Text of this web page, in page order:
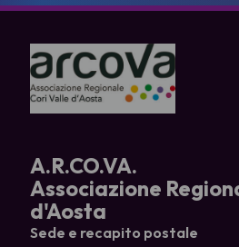
A.R.CO.VA.
Associazione
d'Aosta
Sede e recapito postale